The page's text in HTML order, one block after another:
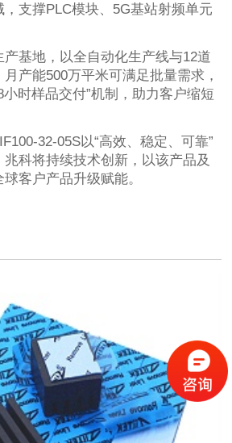
支撑PLC模块、5G基站射频单元
产基地，以全自动化生产线与12道
产能500万平米可满足批量需求，
小时样品交付”机制，助力客户缩短
32-05S以“高效、稳定、可靠”
科将持续技术创新，以该产品及
客户产品升级赋能。